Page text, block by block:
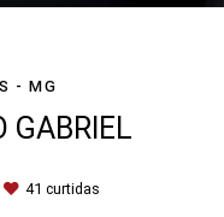
- MG
GABRIEL
41 curtidas